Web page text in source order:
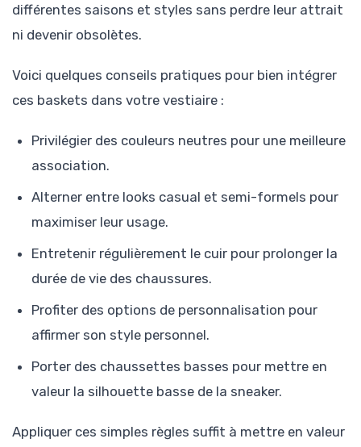
différentes saisons et styles sans perdre leur attrait
ni devenir obsolètes.
Voici quelques conseils pratiques pour bien intégrer
ces baskets dans votre vestiaire :
Privilégier des couleurs neutres pour une meilleure
association.
Alterner entre looks casual et semi-formels pour
maximiser leur usage.
Entretenir régulièrement le cuir pour prolonger la
durée de vie des chaussures.
Profiter des options de personnalisation pour
affirmer son style personnel.
Porter des chaussettes basses pour mettre en
valeur la silhouette basse de la sneaker.
Appliquer ces simples règles suffit à mettre en valeur